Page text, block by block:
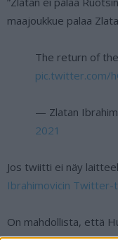
maajoukkue palaa
The return of
pic.twitter.com/
— Zlatan
2021
Jos twiitti ei näy
Ibrahimovicin Twitter-
On mahdollista, että